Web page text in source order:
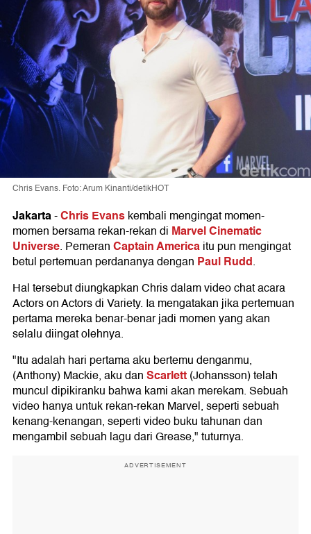
Chris Evans. Foto: Arum Kinanti/detikHOT
Jakarta-Chris Evanskembali mengingat momen-
momen bersama rekan-rekan di Marvel Cinematic
Universe. PemeranCaptain Americaitu pun mengingat
betul pertemuan perdananya dengan Paul Rudd.
Hal tersebut diungkapkan Chris dalam video chat acara
Actors on Actors di Variety. Ia mengatakan jika pertemuan
pertama mereka benar-benar jadi momen yang akan
selalu diingat olehnya.
"Itu adalah hari pertama aku bertemu denganmu,
(Anthony) Mackie, aku danScarlett(Johansson) telah
muncul dipikiranku bahwa kami akan merekam. Sebuah
video hanya untuk rekan-rekan Marvel, seperti sebuah
kenang-kenangan, seperti video buku tahunan dan
mengambil sebuah lagu dari Grease," tuturnya.
ADVERTISEMENT